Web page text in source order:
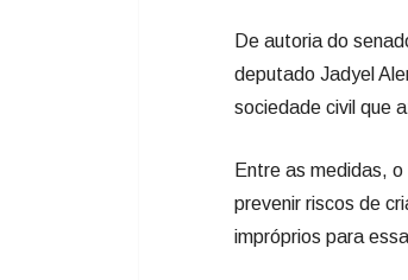
De autoria do
deputado Jadyel
sociedade civil que
Entre as medidas,
prevenir riscos de
impróprios para